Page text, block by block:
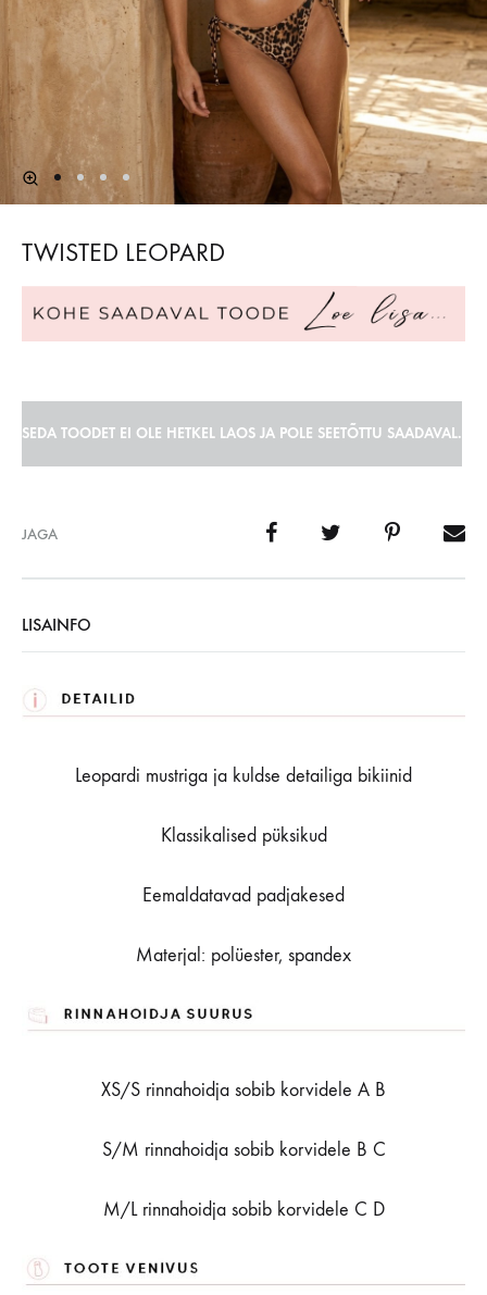
TWISTED LEOPARD
SEDA TOODET EI OLE HETKEL LAOS JA POLE SEETÕTTU SAADAVAL.
JAGA
LISAINFO
Leopardi mustriga ja kuldse detailiga bikiinid
Klassikalised püksikud
Eemaldatavad padjakesed
Materjal: polüester, spandex
XS/S rinnahoidja sobib korvidele A B
S/M rinnahoidja sobib korvidele B C
M/L rinnahoidja sobib korvidele C D